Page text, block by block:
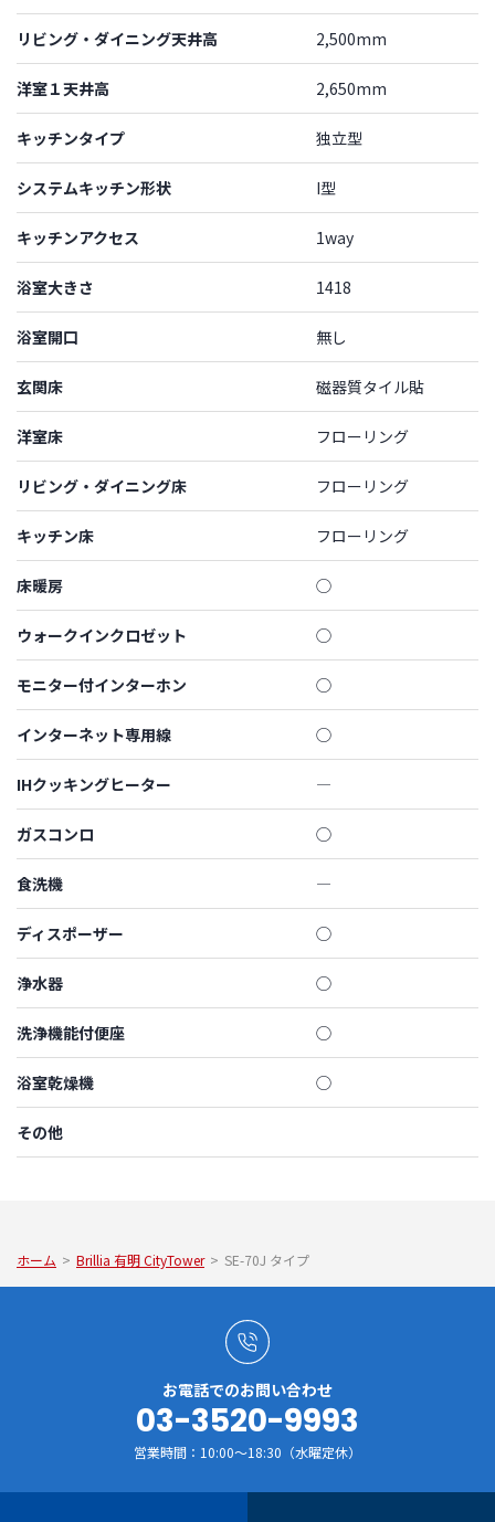
リビング・ダイニング天井高 2,500mm
洋室１天井高 2,650mm
キッチンタイプ 独立型
システムキッチン形状 I型
キッチンアクセス 1way
浴室大きさ 1418
浴室開口 無し
玄関床 磁器質タイル貼
洋室床 フローリング
リビング・ダイニング床 フローリング
キッチン床 フローリング
床暖房 ◯
ウォークインクロゼット ◯
モニター付インターホン ◯
インターネット専用線 ◯
IHクッキングヒーター ―
ガスコンロ ◯
食洗機 ―
ディスポーザー ◯
浄水器 ◯
洗浄機能付便座 ◯
浴室乾燥機 ◯
その他
ホーム > Brillia 有明 CityTower > SE-70J タイプ
お電話でのお問い合わせ
03-3520-9993
営業時間：10:00～18:30（水曜定休）